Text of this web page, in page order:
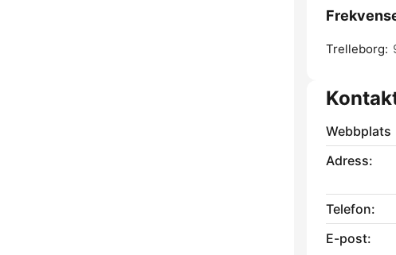
Trelleborg:
Webbplats
Adress:
Telefon:
E-post: